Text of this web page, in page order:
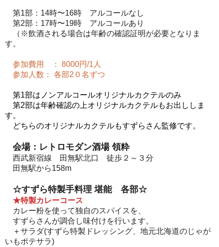
第1部：14時〜16時 アルコールなし
第2部：17時〜19時 アルコールあり
（※飲酒される場合は年齢の確認証明が必要となりま
す。
参加費用 ： 8000円/1人
参加人数： 各部2０名ずつ
第1部はノンアルコールオリジナルカクテルのみ
第2部は年齢確認の上オリジナルカクテルもお出ししま
す。
どちらのオリジナルカクテルもすずらさん監修です。
会場：レトロモダン酒場 領粋
西武新宿線 田無駅北口 徒歩２～３分
田無駅から158m
☆すずら特製手料理 堪能 各部☆
★特製カレーコース
カレー粉を使って独自のスパイスを、
すずらさんが調合し味付けを行います。
＋サラダ(すずら特製ドレッシング、地元北海道のじゃが
いもポテサラ)